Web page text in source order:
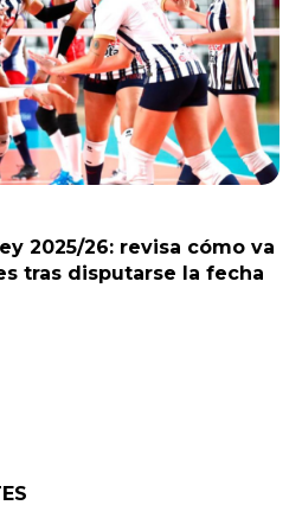
2025/26: revisa cómo va
tras disputarse la fecha